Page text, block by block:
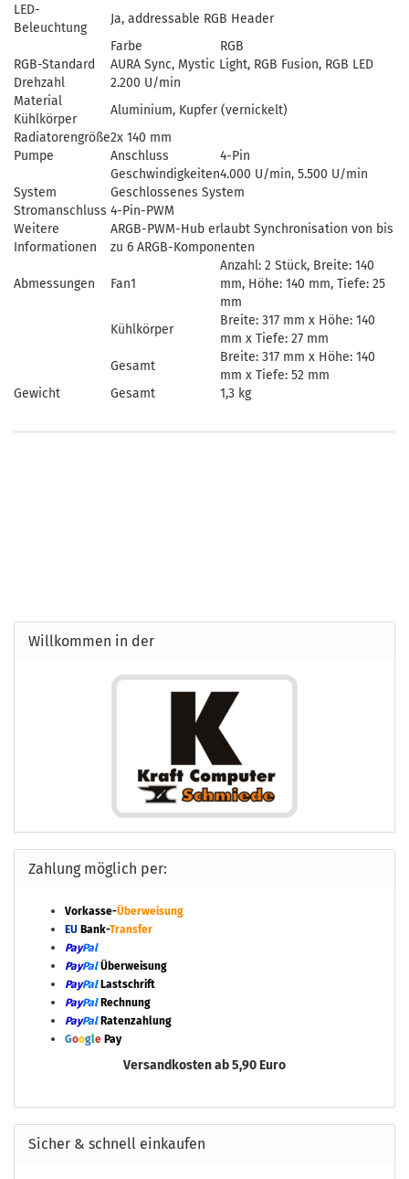
LED-
Beleuchtung
Ja, addressable RGB Header
Farbe
RGB
RGB-Standard
AURA Sync, Mystic Light, RGB Fusion, RGB LED
Drehzahl
2.200 U/min
Material
Kühlkörper
Aluminium, Kupfer (vernickelt)
Radiatorengröße2x 140 mm
Pumpe
Anschluss
4-Pin
Geschwindigkeiten4.000 U/min, 5.500 U/min
System
Geschlossenes System
Stromanschluss 4-Pin-PWM
Weitere
Informationen
ARGB-PWM-Hub erlaubt Synchronisation von bis
zu 6 ARGB-Komponenten
Abmessungen Fan1
Anzahl: 2 Stück, Breite: 140
mm, Höhe: 140 mm, Tiefe: 25
mm
Kühlkörper
Breite: 317 mm x Höhe: 140
mm x Tiefe: 27 mm
Gesamt
Breite: 317 mm x Höhe: 140
mm x Tiefe: 52 mm
Gewicht
Gesamt 1,3 kg
Willkommen in der
Zahlung möglich per:
Vorkasse-Überweisung
EU Bank-Transfer
PayPal
PayPalÜberweisung
PayPal Lastschrift
PayPal Rechnung
PayPal Ratenzahlung
Google Pay
Versandkosten ab 5,90 Euro
Sicher & schnell einkaufen